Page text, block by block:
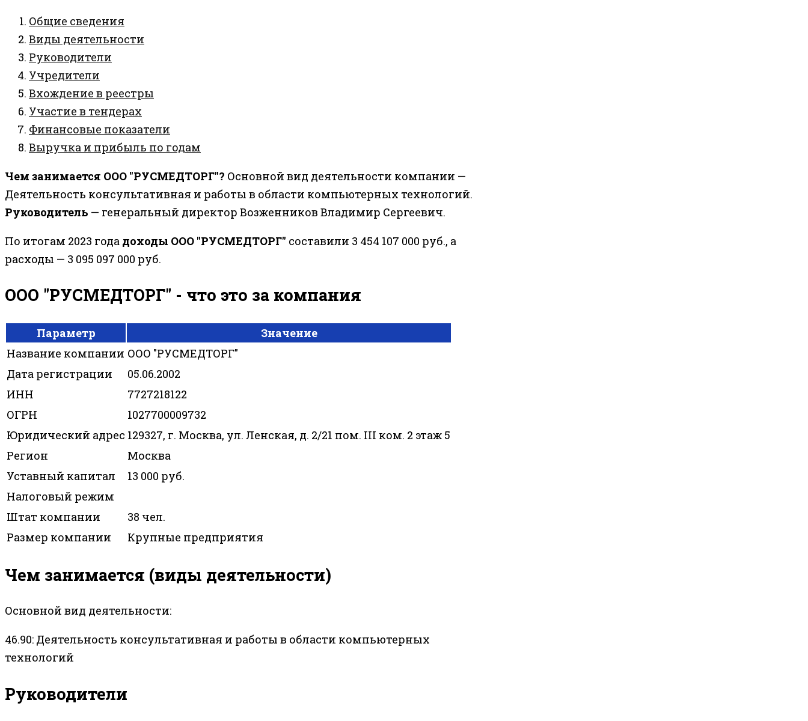
Общие сведения
Виды деятельности
Руководители
Учредители
Вхождение в реестры
Участие в тендерах
Финансовые показатели
Выручка и прибыль по годам
Чем занимается ООО "РУСМЕДТОРГ"? Основной вид деятельности компании —
Деятельность консультативная и работы в области компьютерных технологий.
Руководитель — генеральный директор Возженников Владимир Сергеевич.
По итогам 2023 года доходы ООО "РУСМЕДТОРГ" составили 3 454 107 000 руб., а
расходы — 3 095 097 000 руб.
ООО "РУСМЕДТОРГ" - что это за компания
Параметр
Значение
Название компании ООО "РУСМЕДТОРГ"
Дата регистрации
05.06.2002
ИНН
7727218122
ОГРН
1027700009732
Юридический адрес 129327, г. Москва, ул. Ленская, д. 2/21 пом. III ком. 2 этаж 5
Регион
Москва
Уставный капитал
13 000 руб.
Налоговый режим
Штат компании
38 чел.
Размер компании
Крупные предприятия
Чем занимается (виды деятельности)
Основной вид деятельности:
46.90: Деятельность консультативная и работы в области компьютерных
технологий
Руководители